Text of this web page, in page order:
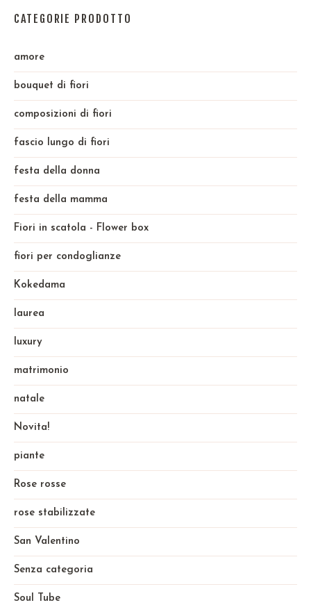
CATEGORIE PRODOTTO
amore
bouquet di fiori
composizioni di fiori
fascio lungo di fiori
festa della donna
festa della mamma
Fiori in scatola - Flower box
fiori per condoglianze
Kokedama
laurea
luxury
matrimonio
natale
Novita!
piante
Rose rosse
rose stabilizzate
San Valentino
Senza categoria
Soul Tube